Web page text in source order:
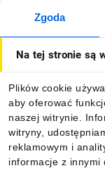
Zgoda
Na tej stronie są
Plików cookie
aby oferować
naszej witrynie.
witryny,
reklamowym i
informacje z innymi
O firmie
Informacje